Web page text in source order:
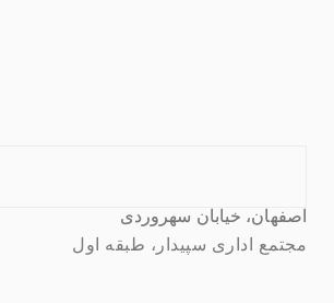
اصفهان، خیابان سهروردی
مجتمع اداری سپیدار، طبقه اول